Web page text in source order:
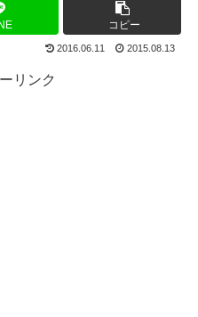
コピー
2016.06.11 2015.08.13
リンク